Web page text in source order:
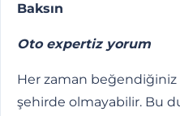
Baksın
Oto expertiz yorum
Her zaman
şehirde olmayabilir. Bu